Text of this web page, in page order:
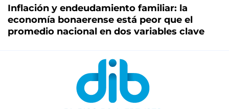
Inflación y endeudamiento familiar: la
economía bonaerense está peor que el
promedio nacional en dos variables clave